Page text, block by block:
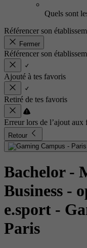
Quels sont
Référencer son
Fermer
Référencer son
Ajouté à tes favoris
Retiré de tes favoris
Erreur lors de l’ajout aux
Retour
Bachelor -
Business -
e.sport -
Paris